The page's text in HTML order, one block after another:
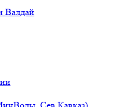
Валдай